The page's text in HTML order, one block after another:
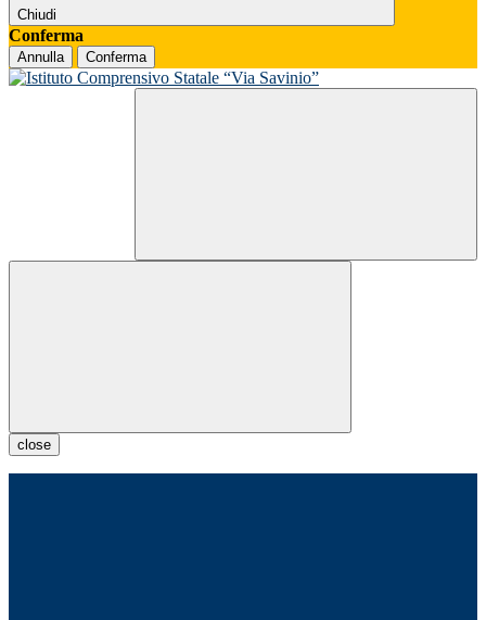
Chiudi
Conferma
Annulla Conferma
close